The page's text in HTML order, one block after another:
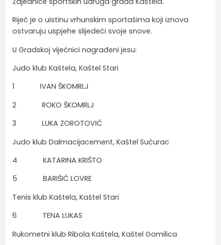
Riječ je o uistinu vrhunskim sportašima koji iznova
ostvaruju uspjehe slijedeći svoje snove.
U Gradskoj vijećnici nagrađeni jesu:
Judo klub Kaštela, Kaštel Stari
1 IVAN ŠKOMRLJ
2 ROKO ŠKOMRLJ
3 LUKA ZOROTOVIĆ
Judo klub Dalmacijacement, Kaštel Sućurac
4 KATARINA KRIŠTO
5 BARIŠIĆ LOVRE
Tenis klub Kaštela, Kaštel Stari
6 TENA LUKAS
Rukometni klub Ribola Kaštela, Kaštel Gomilica